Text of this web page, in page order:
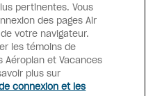
Instagram
Pinterest
Air Canada
pertinentes. Vous
des pages Air
votre navigateur.
les témoins de
Aéroplan et Vacances
plus sur
connexion et les